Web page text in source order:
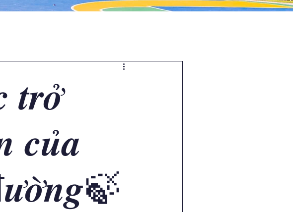
𝒕𝒓𝒐̛̉
𝒄𝒖̉𝒂